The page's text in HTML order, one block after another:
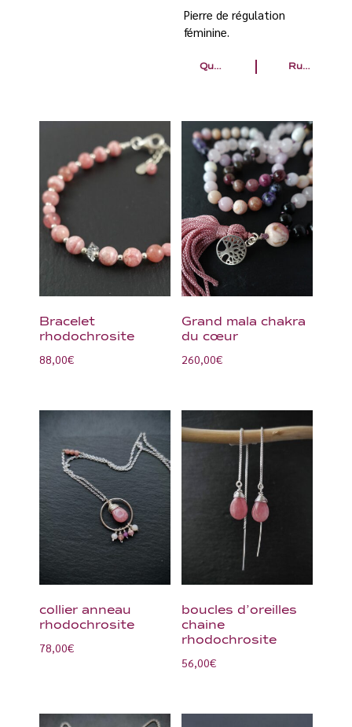
Pierre de régulation
féminine.
Rubis
Quartz tourmaline
Bracelet
rhodochrosite
88,00€
Grand mala chakra
du cœur
260,00€
collier anneau
rhodochrosite
78,00€
boucles d’oreilles
chaine
rhodochrosite
56,00€